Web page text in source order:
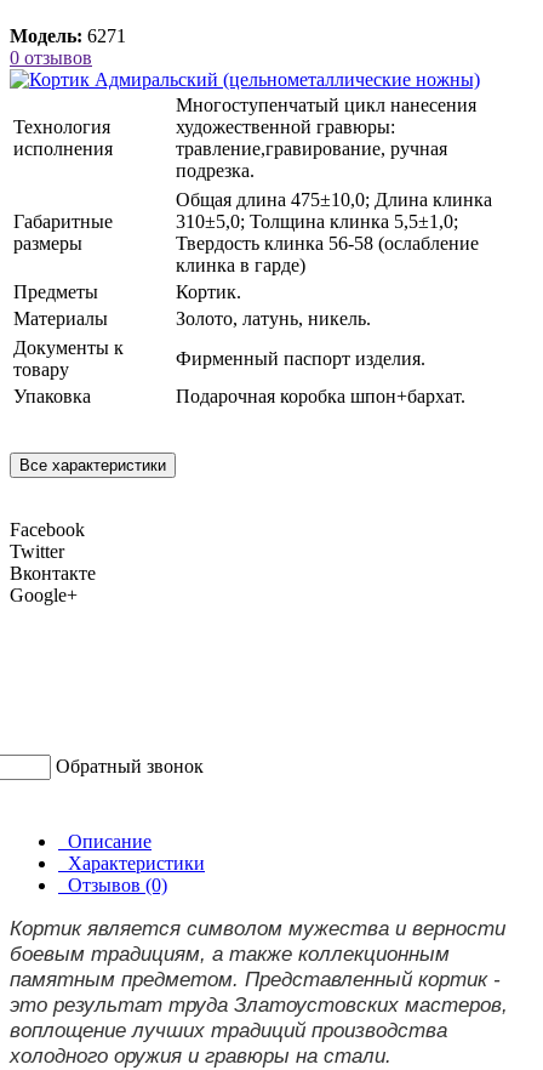
Модель: 6271
0 отзывов
Технология
исполнения
Многоступенчатый цикл нанесения
художественной гравюры:
травление,гравирование, ручная
подрезка.
Габаритные
размеры
Общая длина 475±10,0; Длина клинка
310±5,0; Толщина клинка 5,5±1,0;
Твердость клинка 56-58 (ослабление
клинка в гарде)
Предметы
Кортик.
Материалы
Золото, латунь, никель.
Документы к
товару
Фирменный паспорт изделия.
Упаковка
Подарочная коробка шпон+бархат.
Все характеристики
Facebook
Twitter
Вконтакте
Google+
Обратный звонок
Описание
Характеристики
Отзывов (0)
Кортик является символом мужества и верности
боевым традициям, а также коллекционным
памятным предметом. Представленный кортик -
это результат труда Златоустовских мастеров,
воплощение лучших традиций производства
холодного оружия и гравюры на стали.